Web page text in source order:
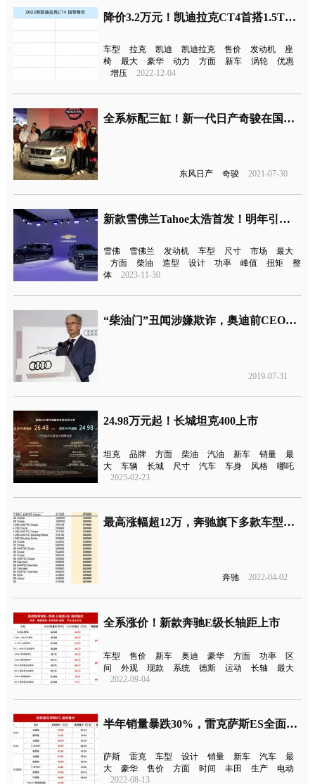
降价3.2万元！凯迪拉克CT4首搭1.5T发动机
车型 拉克 凯迪 凯迪拉克 售价 发动机
座
椅
最大 豪华 动力 方面 新车 涡轮
优惠
增压
2022-12-04
全系标配三缸！新一代日产奇骏在国内上市了
东风日产 奇骏 2021-07-30
新款雪佛兰Tahoe太浩首发！明年引入国内
雪佛 雪佛兰 发动机 车型 尺寸 市场
最大
方面
柴油 造型 设计 功率 峰值 扭矩
整
体
2023-11-30
“柴油门”丑闻涉嫌欺诈，奥迪前CEO施泰德正式被德国检方起诉
2019-07-31
24.98万元起！长城坦克400上市
坦克 品牌 方面 柴油 汽油 新车 销量
最
大
车辆 长城 尺寸 汽车 车身 风格
哪吒
2025-02-23
最高涨幅超12万，奔驰旗下多款车型涨价
奔驰 2022-04-02
全系涨价！新款奔驰E级长轴距上市
车型 售价 新车 奥迪 豪华 方面 功率
区
间
外观 现款 系统 德斯 运动 长轴
最大
2022-09-04
半年销量暴跌30%，雷克萨斯ES全面涨价
萨斯 雷克 车型 设计 销量 新车 汽车
最
大
豪华 售价 方面 时间 丰田 生产
电动
2022-08-13